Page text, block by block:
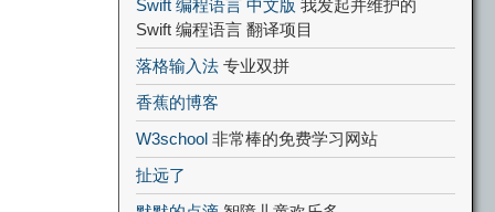
Swift 编程语言 中文版 我发起并维护的
Swift 编程语言 翻译项目
落格输入法 专业双拼
香蕉的博客
W3school 非常棒的免费学习网站
扯远了